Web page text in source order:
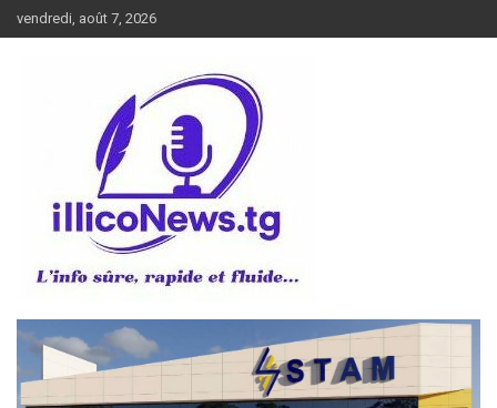
au
vendredi, août 7, 2026
illiconews